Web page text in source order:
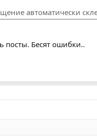
автоматически
посты. Бесят ошибки..